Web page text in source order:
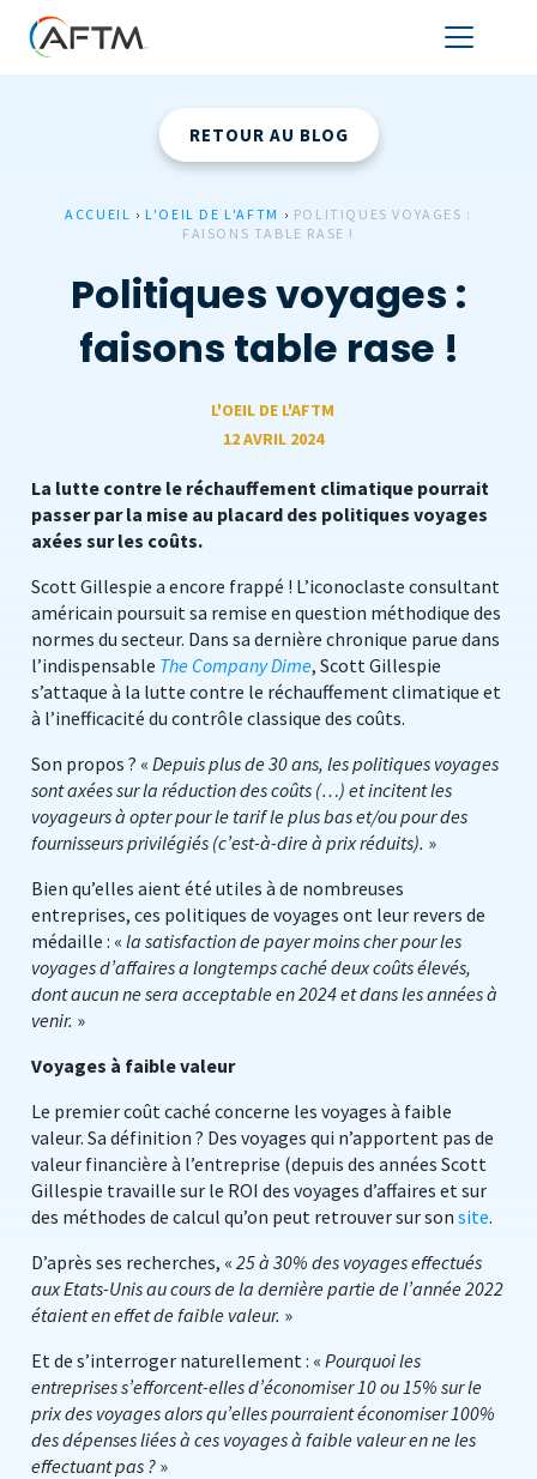
RETOUR AU BLOG
ACCUEIL › L'OEIL DE L'AFTM › POLITIQUES VOYAGES :
FAISONS TABLE RASE !
Politiques voyages :
faisons table rase !
L'OEIL DE L'AFTM
12 AVRIL 2024
La lutte contre le réchauffement climatique pourrait
passer par la mise au placard des politiques voyages
axées sur les coûts.
Scott Gillespie a encore frappé ! L’iconoclaste consultant
américain poursuit sa remise en question méthodique des
normes du secteur. Dans sa dernière chronique parue dans
l’indispensable The Company Dime, Scott Gillespie
s’attaque à la lutte contre le réchauffement climatique et
à l’inefficacité du contrôle classique des coûts.
Son propos ? « Depuis plus de 30 ans, les politiques voyages
sont axées sur la réduction des coûts (…) et incitent les
voyageurs à opter pour le tarif le plus bas et/ou pour des
fournisseurs privilégiés (c’est-à-dire à prix réduits). »
Bien qu’elles aient été utiles à de nombreuses
entreprises, ces politiques de voyages ont leur revers de
médaille : « la satisfaction de payer moins cher pour les
voyages d’affaires a longtemps caché deux coûts élevés,
dont aucun ne sera acceptable en 2024 et dans les années à
venir. »
Voyages à faible valeur
Le premier coût caché concerne les voyages à faible
valeur. Sa définition ? Des voyages qui n’apportent pas de
valeur financière à l’entreprise (depuis des années Scott
Gillespie travaille sur le ROI des voyages d’affaires et sur
des méthodes de calcul qu’on peut retrouver sur son site.
D’après ses recherches, « 25 à 30% des voyages effectués
aux Etats-Unis au cours de la dernière partie de l’année 2022
étaient en effet de faible valeur. »
Et de s’interroger naturellement : « Pourquoi les
entreprises s’efforcent-elles d’économiser 10 ou 15% sur le
prix des voyages alors qu’elles pourraient économiser 100%
des dépenses liées à ces voyages à faible valeur en ne les
effectuant pas ? »